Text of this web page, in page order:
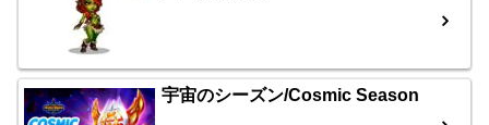
宇宙のシーズン/Cosmic Season